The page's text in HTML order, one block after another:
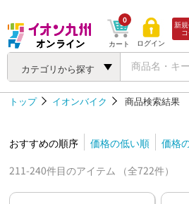
カテゴリから探す
カート
0
ログイン
新
トップ イオンバイク 商品検索結果
おすすめの順序 価格の低い順
価格
211-240件目のアイテム （全722件）